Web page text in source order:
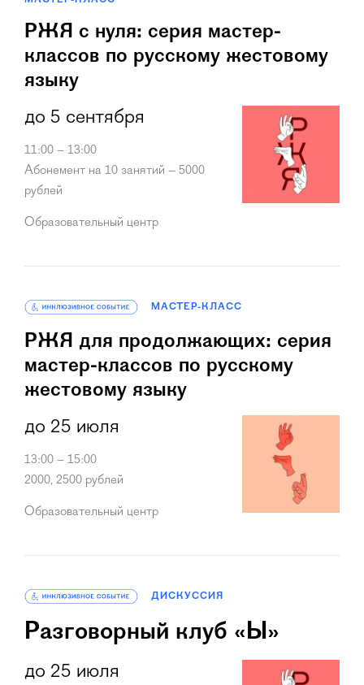
РЖЯ с нуля: серия мастер-
классов по русскому жестовому
языку
до 5 сентября
11:00 – 13:00
Абонемент на 10 занятий – 5000
рублей
Образовательный центр
МАСТЕР-КЛАСС
РЖЯ для продолжающих: серия
мастер-классов по русскому
жестовому языку
до 25 июля
13:00 – 15:00
2000, 2500 рублей
Образовательный центр
ДИСКУССИЯ
Разговорный клуб «Ы»
до 25 июля